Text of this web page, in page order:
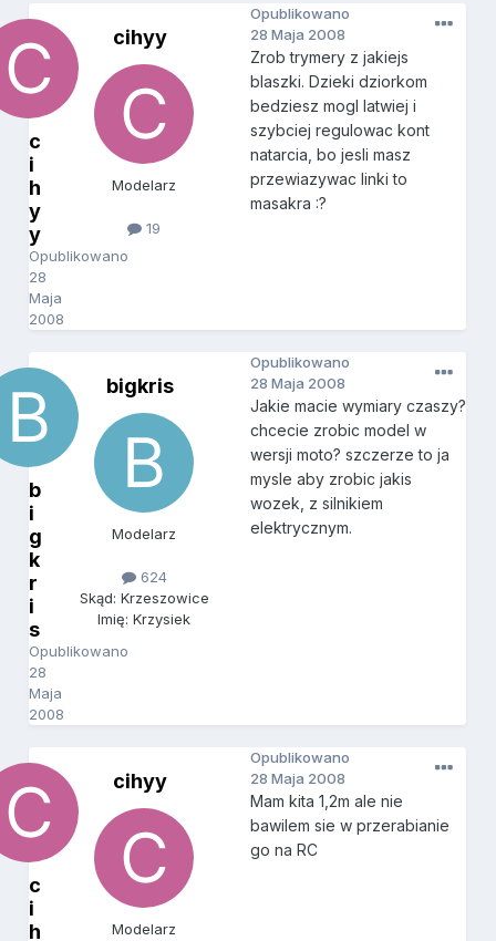
c
i
h
y
y
Opublikowano
28
Maja
2008
cihyy
Modelarz
19
Opublikowano
28 Maja 2008
Zrob trymery z jakiejs
blaszki. Dzieki dziorkom
bedziesz mogl latwiej i
szybciej regulowac kont
natarcia, bo jesli masz
przewiazywac linki to
masakra :?
b
i
g
k
r
i
s
Opublikowano
28
Maja
2008
bigkris
Modelarz
624
Skąd: Krzeszowice
Imię: Krzysiek
Opublikowano
28 Maja 2008
Jakie macie wymiary czaszy?
chcecie zrobic model w
wersji moto? szczerze to ja
mysle aby zrobic jakis
wozek, z silnikiem
elektrycznym.
c
i
h
cihyy
Modelarz
Opublikowano
28 Maja 2008
Mam kita 1,2m ale nie
bawilem sie w przerabianie
go na RC